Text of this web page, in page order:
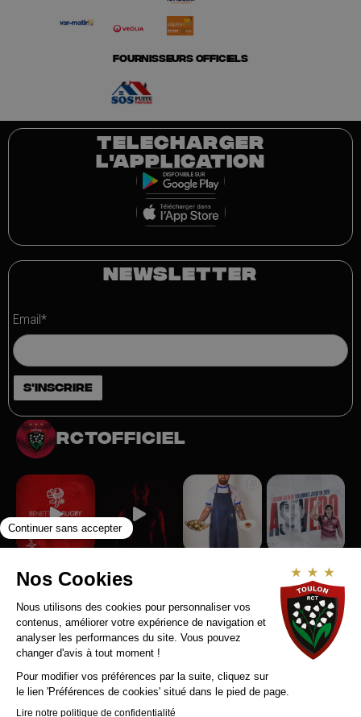
FOURNISSEURS OFFICIELS
TELECHARGER
L'APPLICATION
NEWSLETTER
Email*
rctofficiel
Suivez-nous sur Instagram